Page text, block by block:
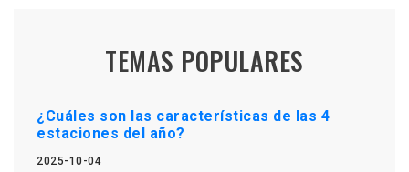
TEMAS POPULARES
¿Cuáles son las características de las 4
estaciones del año?
2025-10-04